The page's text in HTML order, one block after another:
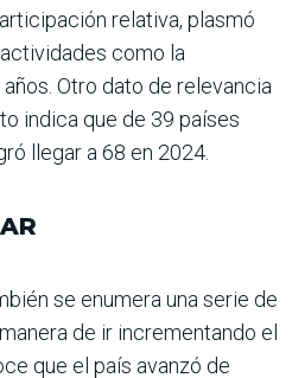
relativa, plasmó
como la
Otro dato de relevancia
indica que de 39 países
llegar a 68 en 2024.
se enumera una serie de
de ir incrementando el
que el país avanzó de